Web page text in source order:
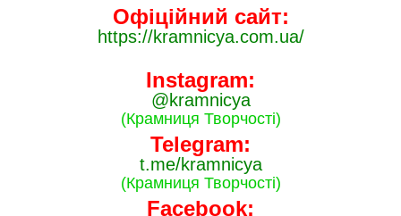
Офіційний сайт:
https://kramnicya.com.ua/
Instagram:
@kramnicya
(Крамниця Творчості)
Telegram:
t.me/kramnicya
(Крамниця Творчості)
Facebook: